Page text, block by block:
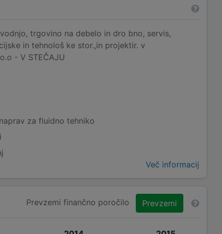
trgovino na debelo in dro bno, servis,
in tehnološ ke stor.,in projektir. v
- V STEČAJU
za fluidno tehniko
Več informacij
Prevzemi finančno poročilo Prevzemi